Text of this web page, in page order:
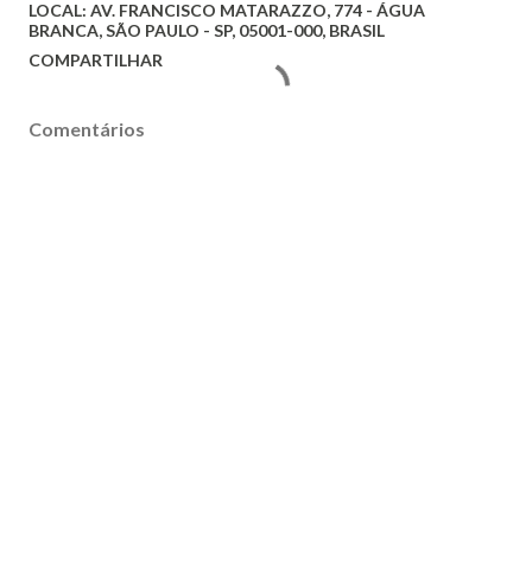
LOCAL: AV. FRANCISCO MATARAZZO, 774 - ÁGUA
BRANCA, SÃO PAULO - SP, 05001-000, BRASIL
COMPARTILHAR
Comentários